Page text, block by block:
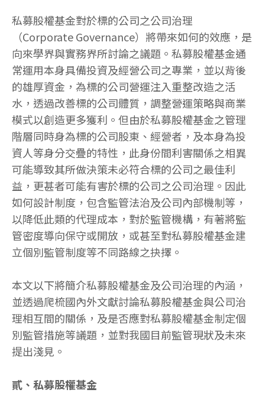
私募股權基金對於標的公司之公司治理
（Corporate Governance）將帶來如何的效應，是
向來學界與實務界所討論之議題。私募股權基金通
常運用本身具備投資及經營公司之專業，並以背後
的雄厚資金，為標的公司營運注入重整改造之活
水，透過改善標的公司體質，調整營運策略與商業
模式以創造更多獲利。但由於私募股權基金之管理
階層同時身為標的公司股東、經營者，及本身為投
資人等身分交疊的特性，此身份間利害關係之相異
可能導致其所做決策未必符合標的公司之最佳利
益，更甚者可能有害於標的公司之公司治理。因此
如何設計制度，包含監管法治及公司內部機制等，
以降低此類的代理成本，對於監管機構，有著將監
管密度導向保守或開放，或甚至對私募股權基金建
立個別監管制度等不同路線之抉擇。
本文以下將簡介私募股權基金及公司治理的內涵，
並透過爬梳國內外文獻討論私募股權基金與公司治
理相互間的關係，及是否應對私募股權基金制定個
別監管措施等議題，並對我國目前監管現狀及未來
提出淺見。
貳、私募股權基金